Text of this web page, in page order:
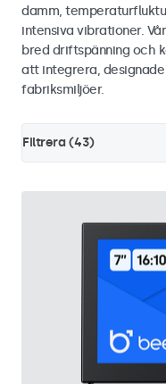
damm,
intensiva vibrationer.
bred driftspänning och
att integrera,
fabriksmiljöer.
Filtrera (43)